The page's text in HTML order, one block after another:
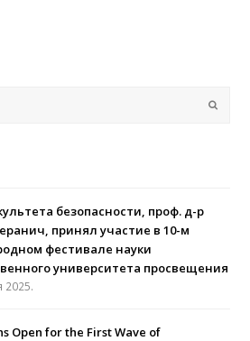
безопасности, проф. д-р
принял участие в 10-м
фестивале науки
университета просвещения
2025.
Open for the First Wave of